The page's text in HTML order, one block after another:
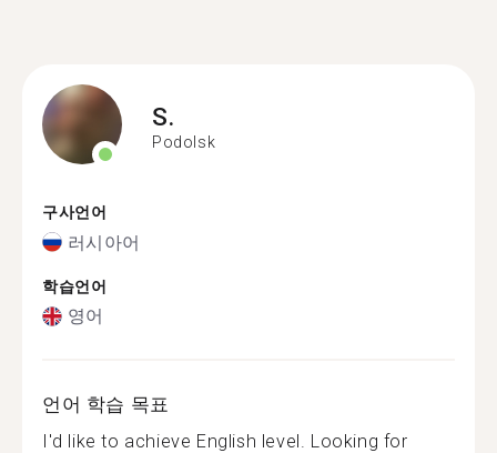
S.
Podolsk
구사언어
러시아어
학습언어
영어
언어 학습 목표
I'd like to achieve English level. Looking for